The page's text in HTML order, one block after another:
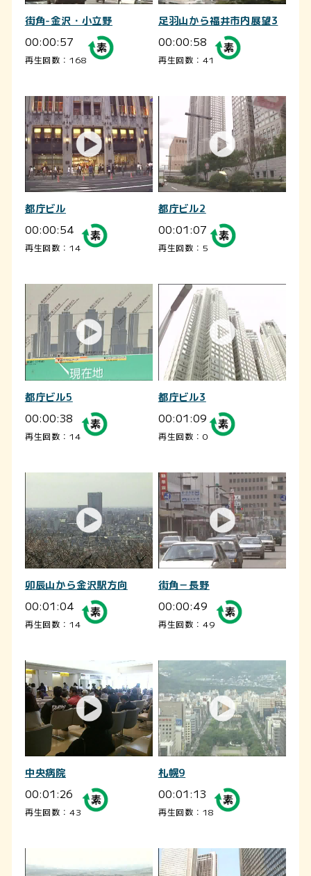
街角-金沢・小立野
00:00:57
再生回数：168
足羽山から福井市内展望3
00:00:58
再生回数：41
都庁ビル
00:00:54
再生回数：14
都庁ビル2
00:01:07
再生回数：5
都庁ビル5
00:00:38
再生回数：14
都庁ビル3
00:01:09
再生回数：0
卯辰山から金沢駅方向
00:01:04
再生回数：14
街角－長野
00:00:49
再生回数：49
中央病院
00:01:26
再生回数：43
札幌9
00:01:13
再生回数：18